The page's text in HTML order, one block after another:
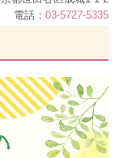
電話： 03-5727-5335